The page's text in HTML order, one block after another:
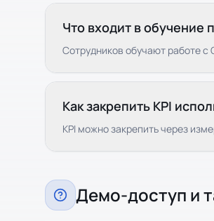
Что входит в обучение
Сотрудников обучают работе
Как закрепить KPI
KPI можно закрепить через
Демо-доступ и